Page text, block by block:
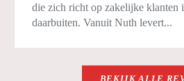
die zich richt op zakelijke klanten
daarbuiten. Vanuit Nuth levert...
BEKIJK ALLE